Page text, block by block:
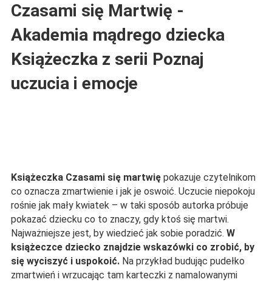
Czasami się Martwię -
Akademia mądrego dziecka
Książeczka z serii Poznaj
uczucia i emocje
Książeczka Czasami się martwię pokazuje czytelnikom
co oznacza zmartwienie i jak je oswoić. Uczucie niepokoju
rośnie jak mały kwiatek – w taki sposób autorka próbuje
pokazać dziecku co to znaczy, gdy ktoś się martwi.
Najważniejsze jest, by wiedzieć jak sobie poradzić. W
książeczce dziecko znajdzie wskazówki co zrobić, by
się wyciszyć i uspokoić. Na przykład budując pudełko
zmartwień i wrzucając tam karteczki z namalowanymi